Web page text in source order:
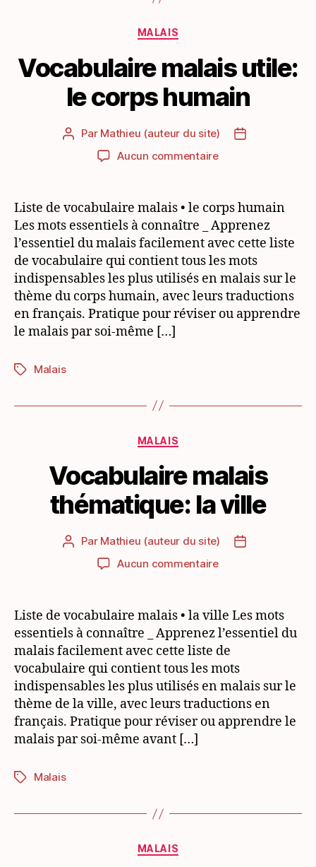
Catégories
MALAIS
Vocabulaire malais utile:
le corps humain
Auteur
l’article
Par Mathieu (auteur du site)
Date
Aucun commentairesur
utile:
le
corps
humain
Liste de vocabulaire malais • le corps humain
Les mots essentiels à connaître _ Apprenez
l’essentiel du malais facilement avec cette liste
de vocabulaire qui contient tous les mots
indispensables les plus utilisés en malais sur le
thème du corps humain, avec leurs traductions
en français. Pratique pour réviser ou apprendre
le malais par soi-même […]
Étiquettes
Malais
Catégories
MALAIS
Vocabulaire malais
thématique: la ville
Auteur
l’article
Par Mathieu (auteur du site)
Date
Aucun commentairesur
thématique:
la
ville
Liste de vocabulaire malais • la ville Les mots
essentiels à connaître _ Apprenez l’essentiel du
malais facilement avec cette liste de
vocabulaire qui contient tous les mots
indispensables les plus utilisés en malais sur le
thème de la ville, avec leurs traductions en
français. Pratique pour réviser ou apprendre le
malais par soi-même avant […]
Étiquettes
Malais
Catégories
MALAIS